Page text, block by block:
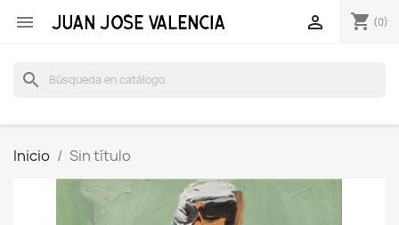
 shopping_cart (0)

search
Inicio Sin título